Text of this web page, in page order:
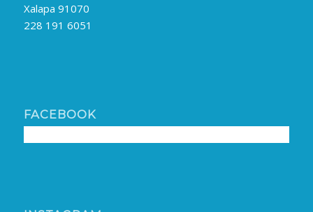
Xalapa 91070
228 191 6051
FACEBOOK